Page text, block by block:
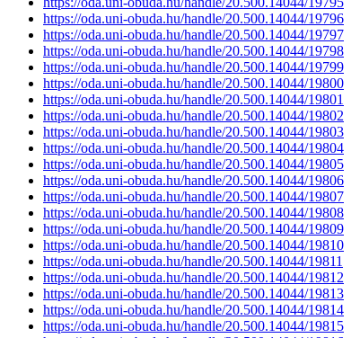
https://oda.uni-obuda.hu/handle/20.500.14044/19796
https://oda.uni-obuda.hu/handle/20.500.14044/19797
https://oda.uni-obuda.hu/handle/20.500.14044/19798
https://oda.uni-obuda.hu/handle/20.500.14044/19799
https://oda.uni-obuda.hu/handle/20.500.14044/19800
https://oda.uni-obuda.hu/handle/20.500.14044/19801
https://oda.uni-obuda.hu/handle/20.500.14044/19802
https://oda.uni-obuda.hu/handle/20.500.14044/19803
https://oda.uni-obuda.hu/handle/20.500.14044/19804
https://oda.uni-obuda.hu/handle/20.500.14044/19805
https://oda.uni-obuda.hu/handle/20.500.14044/19806
https://oda.uni-obuda.hu/handle/20.500.14044/19807
https://oda.uni-obuda.hu/handle/20.500.14044/19808
https://oda.uni-obuda.hu/handle/20.500.14044/19809
https://oda.uni-obuda.hu/handle/20.500.14044/19810
https://oda.uni-obuda.hu/handle/20.500.14044/19811
https://oda.uni-obuda.hu/handle/20.500.14044/19812
https://oda.uni-obuda.hu/handle/20.500.14044/19813
https://oda.uni-obuda.hu/handle/20.500.14044/19814
https://oda.uni-obuda.hu/handle/20.500.14044/19815